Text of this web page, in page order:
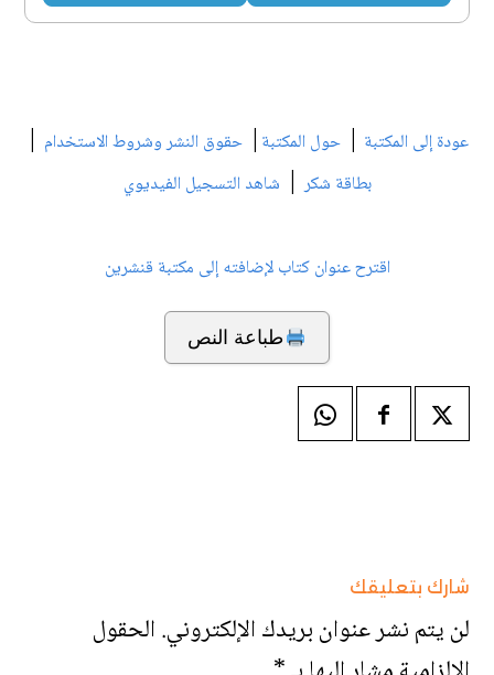
عودة إلى المكتبة | حول المكتبة | حقوق النشر وشروط الاستخدام |
بطاقة شكر| شاهد التسجيل الفيديوي
اقترح عنوان كتاب لإضافته إلى مكتبة قنشرين
طباعة النص
شارك بتعليقك
لن يتم نشر عنوان بريدك الإلكتروني.الحقول